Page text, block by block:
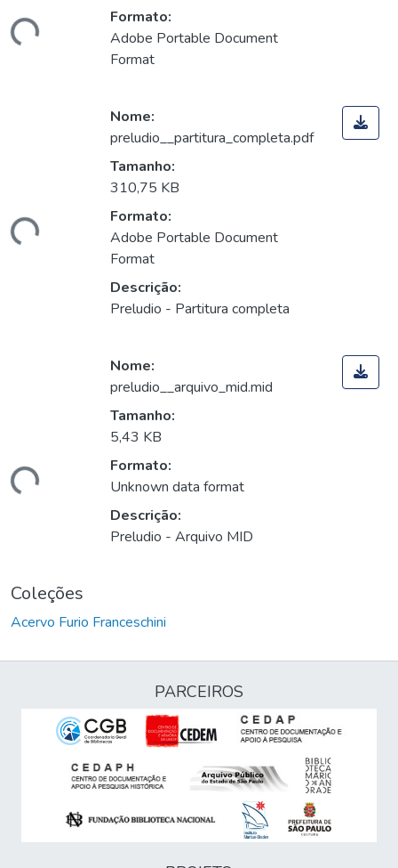
Formato:
Adobe Portable Document
Format
Nome:
preludio__partitura_completa.pdf
Tamanho:
310,75 KB
Formato:
Adobe Portable Document
Format
Descrição:
Preludio - Partitura completa
Nome:
preludio__arquivo_mid.mid
Tamanho:
5,43 KB
Formato:
Unknown data format
Descrição:
Preludio - Arquivo MID
Coleções
Acervo Furio Franceschini
PARCEIROS